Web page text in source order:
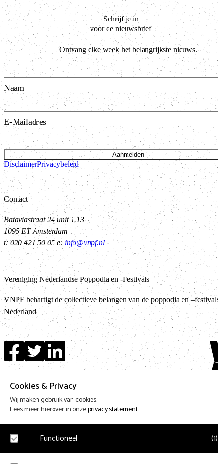
Cookies & Privacy
Wij maken gebruik van cookies.
Lees meer hierover in onzeprivacy statement.
Functioneel (1)
Schrijf je in
voor de nieuwsbrief
Ontvang elke week het belangrijkste nieuws.
Naam
E-Mailadres
Aanmelden
DisclaimerPrivacybeleid
Contact
Bataviastraat 24 unit 1.13
1095 ET Amsterdam
t: 020 421 50 05 e: info@vnpf.nl
Vereniging Nederlandse Poppodia en -Festivals
VNPF behartigt de collectieve belangen van de poppodia en
Nederland
Design & Code by Eagerly